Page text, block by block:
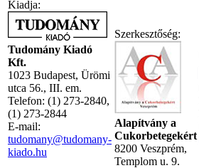
Kiadja:
Tudomány Kiadó
Kft.
1023 Budapest, Ürömi
utca 56., III. em.
Telefon: (1) 273-2840,
(1) 273-2844
E-mail:
tudomany@tudomany-
kiado.hu
Szerkesztőség:
Alapítvány a
Cukorbetegekért
8200 Veszprém,
Templom u. 9.